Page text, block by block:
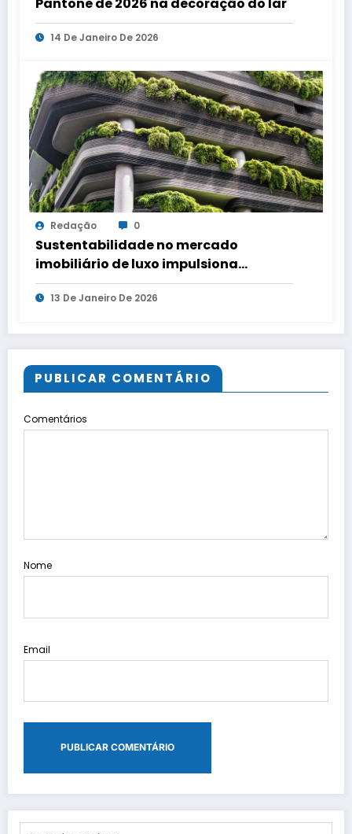
14 De Janeiro De 2026
Redação 0
Sustentabilidade no mercado
imobiliário de luxo impulsiona
valorização, liquidez e redução de
custos
13 De Janeiro De 2026
PUBLICAR COMENTÁRIO
Comentários
Nome
Email